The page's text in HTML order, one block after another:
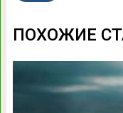
ПОХОЖИЕ